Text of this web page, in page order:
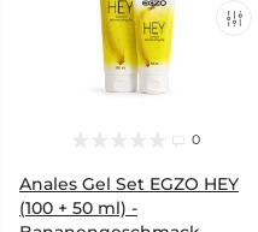
0
Anales Gel Set EGZO HEY
(100 + 50 ml) -